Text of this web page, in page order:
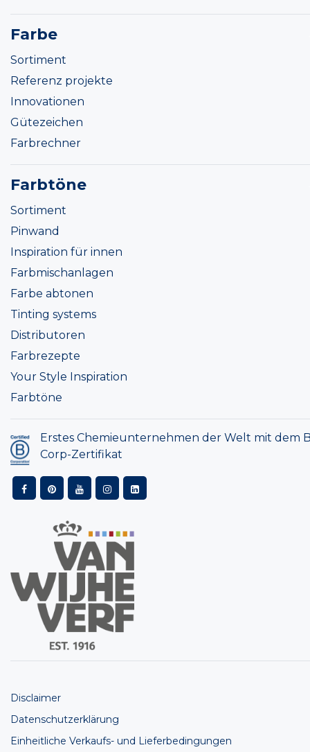
Farbe
Sortiment
Referenz projekte
Innovationen
Gütezeichen
Farbrechner
Farbtöne
Sortiment
Pinwand
Inspiration für innen
Farbmischanlagen
Farbe abtonen
Tinting systems
Distributoren
Farbrezepte
Your Style Inspiration
Farbtöne
Erstes Chemieunternehmen der Welt mit dem
Corp-Zertifikat
Disclaimer
Datenschutzerklärung
Einheitliche Verkaufs- und Lieferbedingungen